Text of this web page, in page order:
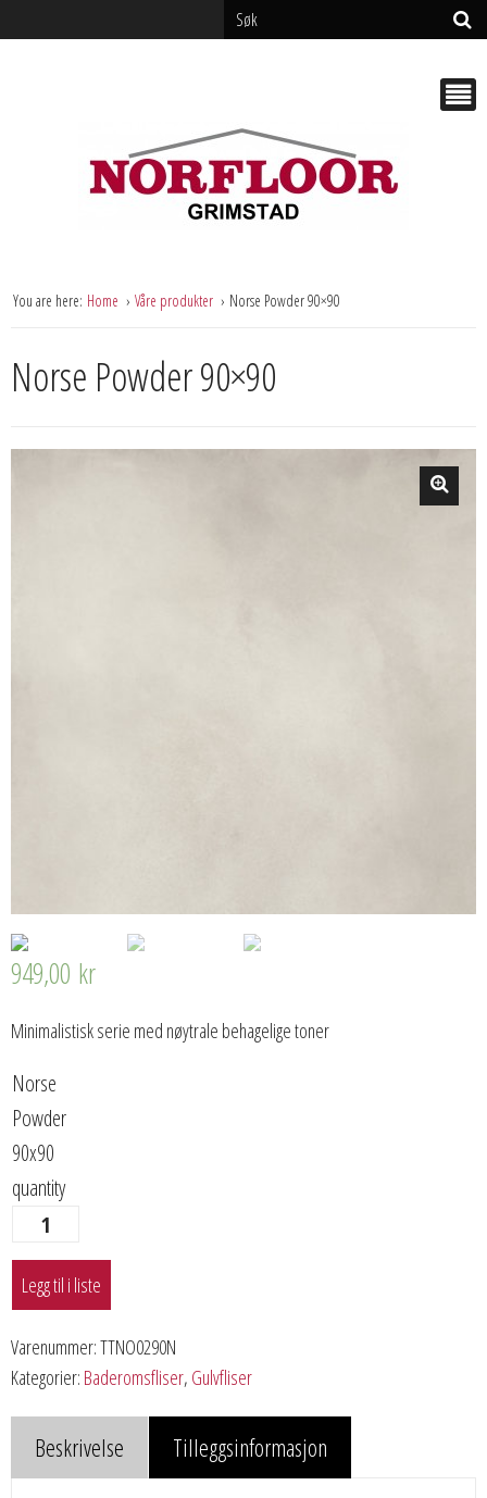
You are here: Home Våre produkter Norse Powder 90×90
Norse Powder 90×90
949,00 kr
Minimalistisk serie med nøytrale behagelige toner
Norse
Powder
90x90
quantity
Legg til i liste
Varenummer:TTNO0290N
Kategorier: Baderomsfliser, Gulvfliser
Beskrivelse Tilleggsinformasjon